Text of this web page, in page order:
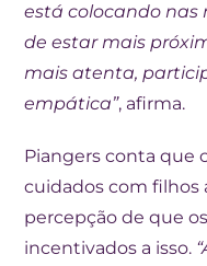
está colocando nas
de estar mais
mais atenta,
empática”, afirma.
Piangers conta que
cuidados com filhos
percepção de que
incentivados a isso.